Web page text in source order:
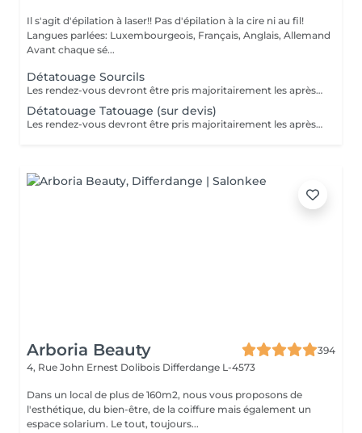
Il s'agit d'épilation à laser!! Pas d'épilation à la cire ni au fil!
Langues parlées: Luxembourgeois, Français, Anglais, Allemand
Avant chaque sé...
Détatouage Sourcils
Les rendez-vous devront être pris majoritairement les après-midis. Les rendez-vous se feront donc par appel téléphonique ou sms Merci
Détatouage Tatouage (sur devis)
Les rendez-vous devront être pris majoritairement les après-midis. Les rendez-vous se feront donc par appel téléphonique ou sms Merci
Arboria Beauty
394
4, Rue John Ernest Dolibois Differdange L-4573
Dans un local de plus de 160m2, nous vous proposons de
l'esthétique, du bien-être, de la coiffure mais également un
espace solarium. Le tout, toujours...